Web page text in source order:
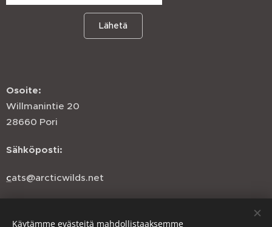
Lähetä
Osoite:
Willmanintie 20
28660 Pori
Sähköposti:
cats@arcticwilds.net
Käytämme evästeitä mahdollistaaksemme